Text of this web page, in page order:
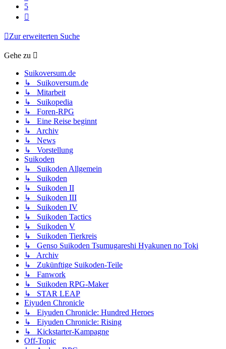
5
Zur erweiterten Suche
Gehe zu
Suikoversum.de
↳ Suikoversum.de
↳ Mitarbeit
↳ Suikopedia
↳ Foren-RPG
↳ Eine Reise beginnt
↳ Archiv
↳ News
↳ Vorstellung
Suikoden
↳ Suikoden Allgemein
↳ Suikoden
↳ Suikoden II
↳ Suikoden III
↳ Suikoden IV
↳ Suikoden Tactics
↳ Suikoden V
↳ Suikoden Tierkreis
↳ Genso Suikoden Tsumugareshi Hyakunen no Toki
↳ Archiv
↳ Zukünftige Suikoden-Teile
↳ Fanwork
↳ Suikoden RPG-Maker
↳ STAR LEAP
Eiyuden Chronicle
↳ Eiyuden Chronicle: Hundred Heroes
↳ Eiyuden Chronicle: Rising
↳ Kickstarter-Kampagne
Off-Topic